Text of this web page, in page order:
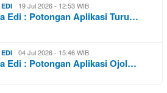
19 Jul 2026 - 12:53 WIB
Edi : Potongan Aplikasi Turu…
04 Jul 2026 - 15:46 WIB
Edi : Potongan Aplikasi Ojol…